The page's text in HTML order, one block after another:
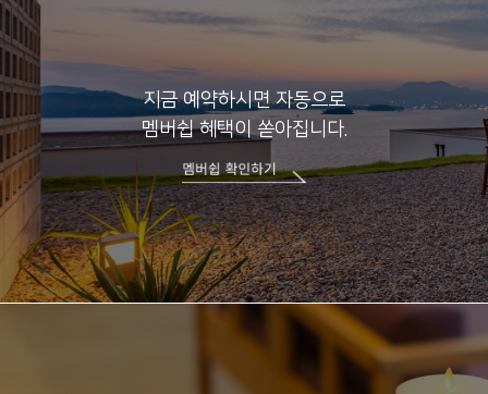
지금 예약하시면 자동으로
멤버쉽 혜택이 쏟아집니다.